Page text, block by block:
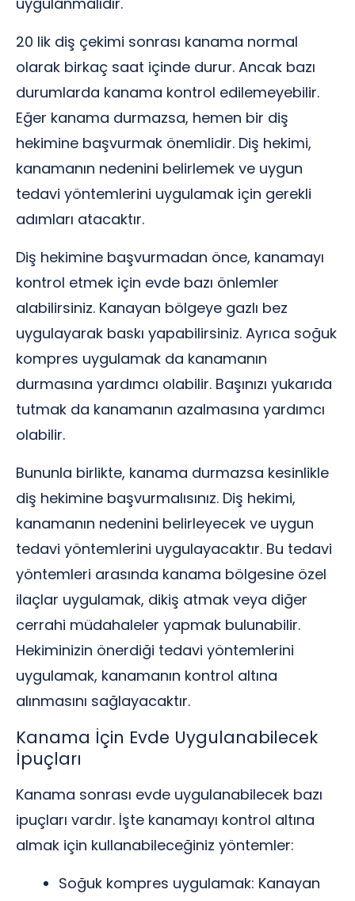
20 lik diş çekimi sonrası kanama normal
olarak birkaç saat içinde durur. Ancak bazı
durumlarda kanama kontrol edilemeyebilir.
Eğer kanama durmazsa, hemen bir diş
hekimine başvurmak önemlidir. Diş hekimi,
kanamanın nedenini belirlemek ve uygun
tedavi yöntemlerini uygulamak için gerekli
adımları atacaktır.
Diş hekimine başvurmadan önce, kanamayı
kontrol etmek için evde bazı önlemler
alabilirsiniz. Kanayan bölgeye gazlı bez
uygulayarak baskı yapabilirsiniz. Ayrıca soğuk
kompres uygulamak da kanamanın
durmasına yardımcı olabilir. Başınızı yukarıda
tutmak da kanamanın azalmasına yardımcı
olabilir.
Bununla birlikte, kanama durmazsa kesinlikle
diş hekimine başvurmalısınız. Diş hekimi,
kanamanın nedenini belirleyecek ve uygun
tedavi yöntemlerini uygulayacaktır. Bu tedavi
yöntemleri arasında kanama bölgesine özel
ilaçlar uygulamak, dikiş atmak veya diğer
cerrahi müdahaleler yapmak bulunabilir.
Hekiminizin önerdiği tedavi yöntemlerini
uygulamak, kanamanın kontrol altına
alınmasını sağlayacaktır.
Kanama İçin Evde Uygulanabilecek
İpuçları
Kanama sonrası evde uygulanabilecek bazı
ipuçları vardır. İşte kanamayı kontrol altına
almak için kullanabileceğiniz yöntemler:
Soğuk kompres uygulamak: Kanayan